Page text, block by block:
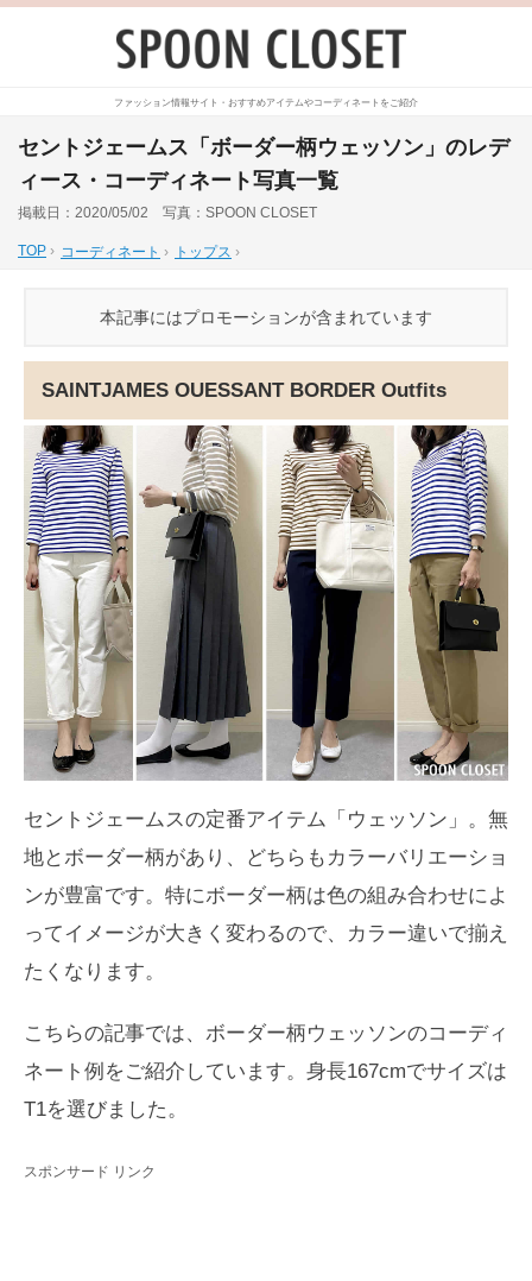
ファッション情報サイト・おすすめアイテムやコーディネートをご紹介
セントジェームス「ボーダー柄ウェッソン」のレデ
ィース・コーディネート写真一覧
掲載日：2020/05/02 写真：SPOON CLOSET
TOP › コーディネート › トップス ›
本記事にはプロモーションが含まれています
SAINTJAMES OUESSANT BORDER Outfits
セントジェームスの定番アイテム「ウェッソン」。無
地とボーダー柄があり、どちらもカラーバリエーショ
ンが豊富です。特にボーダー柄は色の組み合わせによ
ってイメージが大きく変わるので、カラー違いで揃え
たくなります。
こちらの記事では、ボーダー柄ウェッソンのコーディ
ネート例をご紹介しています。身長167cmでサイズは
T1を選びました。
スポンサード リンク